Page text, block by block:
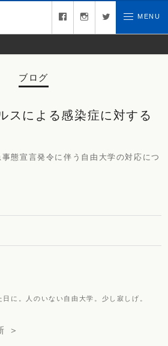
お問い合わせfacebook instagram twitter MENU
ブログ
スによる感染症に対する
態宣言発令に伴う自由大学の対応につ
に。人のいない自由大学。少し寂しげ。
＞